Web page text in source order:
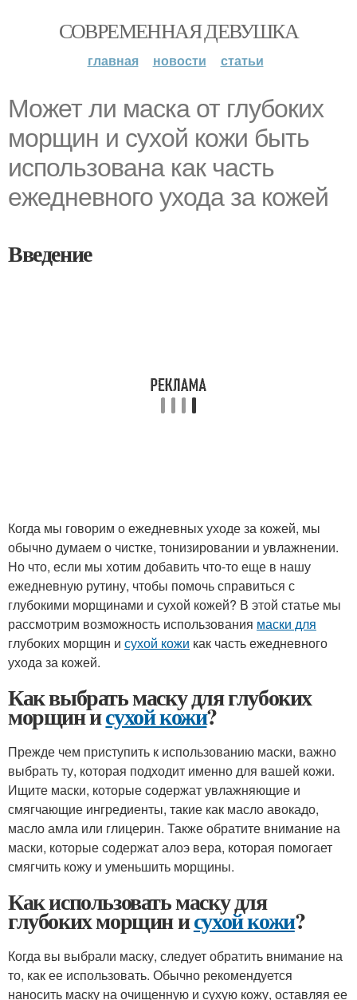
СОВРЕМЕННАЯ ДЕВУШКА
главная новости статьи
Может ли маска от глубоких
морщин и сухой кожи быть
использована как часть
ежедневного ухода за кожей
Введение
Когда мы говорим о ежедневных уходе за кожей, мы
обычно думаем о чистке, тонизировании и увлажнении.
Но что, если мы хотим добавить что-то еще в нашу
ежедневную рутину, чтобы помочь справиться с
глубокими морщинами и сухой кожей? В этой статье мы
рассмотрим возможность использования маски для
глубоких морщин и сухой кожи как часть ежедневного
ухода за кожей.
Как выбрать маску для глубоких
морщин исухой кожи?
Прежде чем приступить к использованию маски, важно
выбрать ту, которая подходит именно для вашей кожи.
Ищите маски, которые содержат увлажняющие и
смягчающие ингредиенты, такие как масло авокадо,
масло амла или глицерин. Также обратите внимание на
маски, которые содержат алоэ вера, которая помогает
смягчить кожу и уменьшить морщины.
Как использовать маску для
глубоких морщин исухой кожи?
Когда вы выбрали маску, следует обратить внимание на
то, как ее использовать. Обычно рекомендуется
наносить маску на очищенную и сухую кожу, оставляя ее